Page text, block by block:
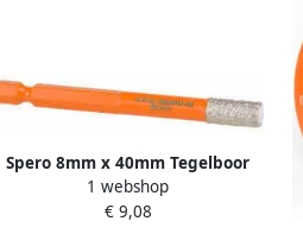
Spero 8mm x 40mm Tegelboor
Xtreme met Wax Droog HEX 08-
HEX-TDN
1 webshop
€ 9,08